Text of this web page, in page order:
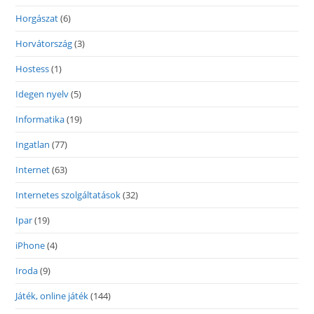
Horgászat(6)
Horvátország(3)
Hostess(1)
Idegen nyelv(5)
Informatika(19)
Ingatlan (77)
Internet(63)
Internetes szolgáltatások(32)
Ipar(19)
iPhone(4)
Iroda(9)
Játék, online játék(144)